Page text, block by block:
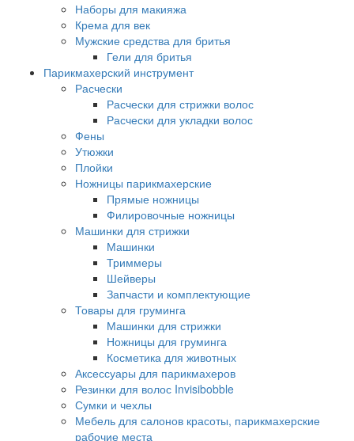
Наборы для макияжа
Крема для век
Мужские средства для бритья
Гели для бритья
Парикмахерский инструмент
Расчески
Расчески для стрижки волос
Расчески для укладки волос
Фены
Утюжки
Плойки
Ножницы парикмахерские
Прямые ножницы
Филировочные ножницы
Машинки для стрижки
Машинки
Триммеры
Шейверы
Запчасти и комплектующие
Товары для груминга
Машинки для стрижки
Ножницы для груминга
Косметика для животных
Аксессуары для парикмахеров
Резинки для волос Invisibobble
Сумки и чехлы
Мебель для салонов красоты, парикмахерские
рабочие места